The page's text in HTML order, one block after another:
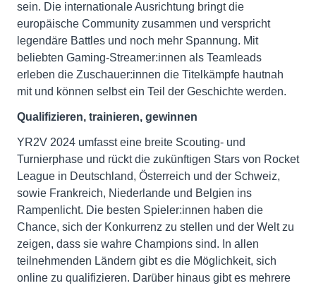
sein. Die internationale Ausrichtung bringt die
europäische Community zusammen und verspricht
legendäre Battles und noch mehr Spannung. Mit
beliebten Gaming-Streamer:innen als Teamleads
erleben die Zuschauer:innen die Titelkämpfe hautnah
mit und können selbst ein Teil der Geschichte werden.
Qualifizieren, trainieren, gewinnen
YR2V 2024 umfasst eine breite Scouting- und
Turnierphase und rückt die zukünftigen Stars von Rocket
League in Deutschland, Österreich und der Schweiz,
sowie Frankreich, Niederlande und Belgien ins
Rampenlicht. Die besten Spieler:innen haben die
Chance, sich der Konkurrenz zu stellen und der Welt zu
zeigen, dass sie wahre Champions sind. In allen
teilnehmenden Ländern gibt es die Möglichkeit, sich
online zu qualifizieren. Darüber hinaus gibt es mehrere